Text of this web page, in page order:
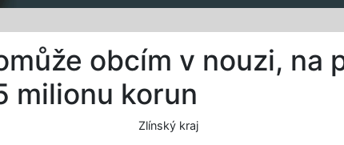
obcím v nouzi, na
milionu korun
Zlínský kraj